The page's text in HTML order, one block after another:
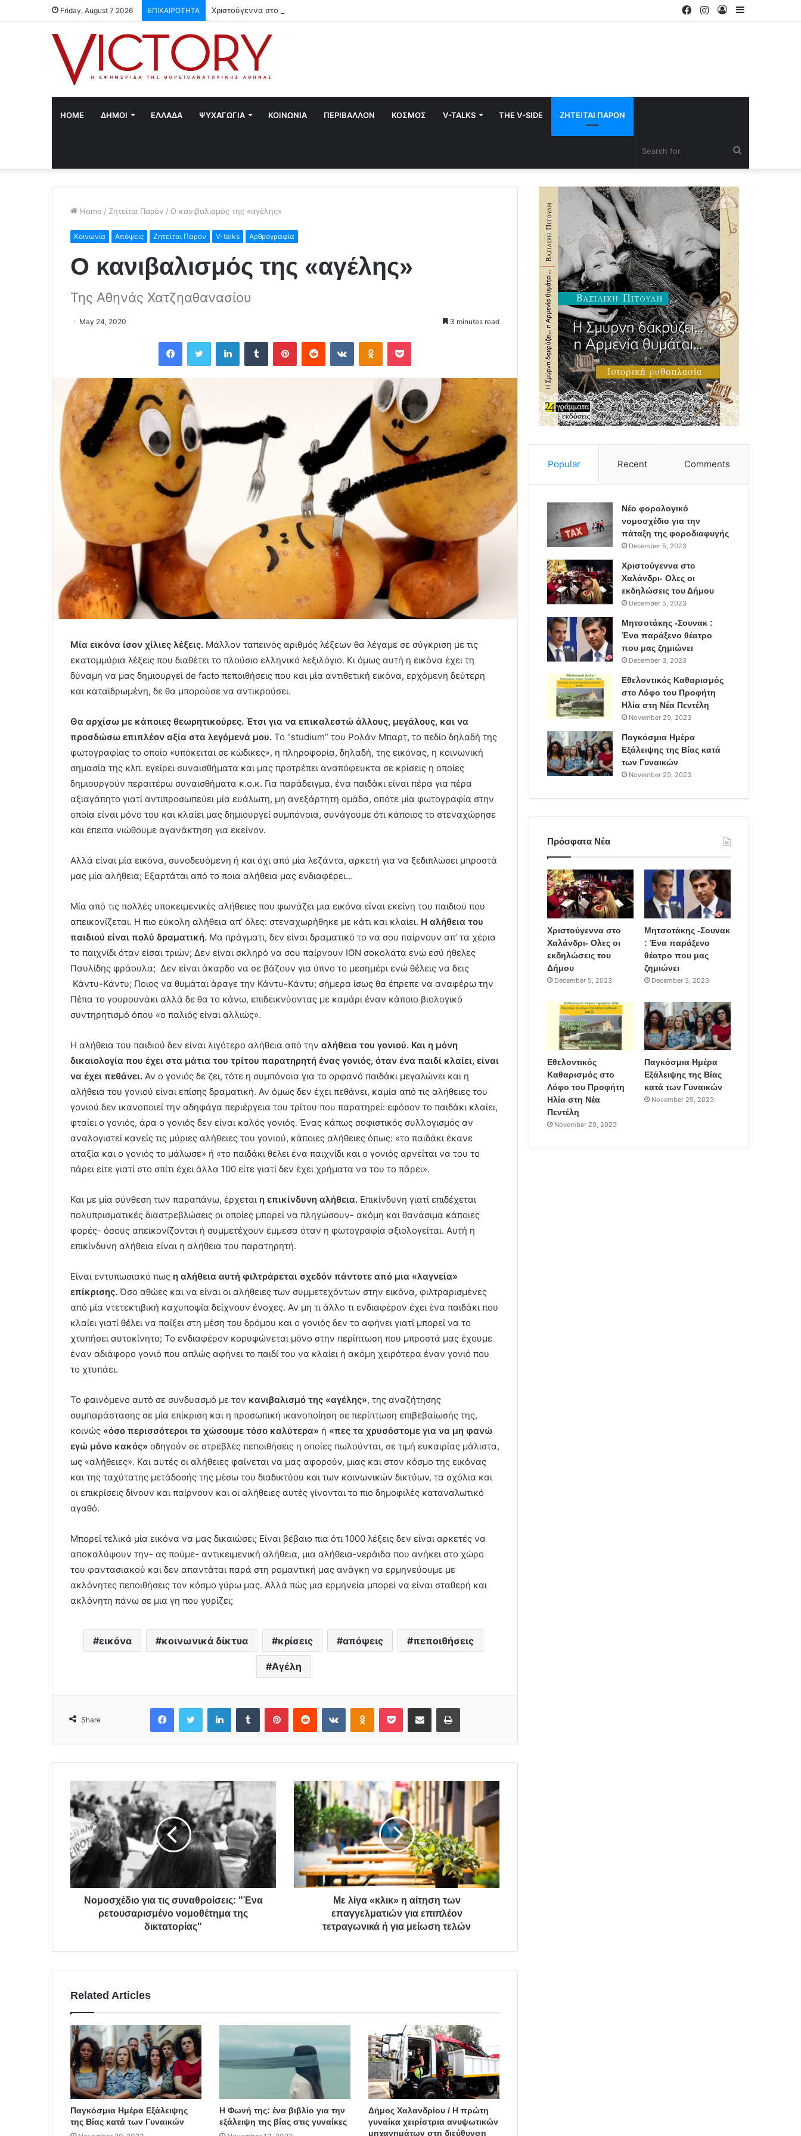
Friday, August 7 2026 ΕΠΙΚΑΙΡΟΤΗΤΑ Χριστούγεννα στο Χαλάνδρι- Ολες οι εκδηλώσεις του Δήμου
Log
Instagram
Facebook
HOME ΔΗΜΟΙ ΕΛΛΑΔΑ ΨΥΧΑΓΩΓΙΑ ΚΟΙΝΩΝΙΑ ΠΕΡΙΒΑΛΛΟΝ ΚΟΣΜΟΣ V-TALKS THE V-SIDE ΖΗΤΕΙΤΑΙ ΠΑΡΟΝ
Home / Ζητείται Παρόν / Ο κανιβαλισμός της «αγέλης»
Κοινωνία Απόψεις Ζητείται Παρόν V-talks Αρθρογραφία
Ο κανιβαλισμός της «αγέλης»
Της Αθηνάς Χατζηαθανασίου
May 24, 2020 3 minutes read
Μία εικόνα ίσον χίλιες λέξεις. Μάλλον ταπεινός αριθμός λέξεων θα λέγαμε σε σύγκριση με τις
εκατομμύρια λέξεις που διαθέτει το πλούσιο ελληνικό λεξιλόγιο. Κι όμως αυτή η εικόνα έχει τη
δύναμη να μας δημιουργεί de facto πεποιθήσεις που και μία αντιθετική εικόνα, ερχόμενη δεύτερη
και καταϊδρωμένη, δε θα μπορούσε να αντικρούσει.
Θα αρχίσω με κάποιες θεωρητικούρες. Έτσι για να επικαλεστώ άλλους, μεγάλους, και να
προσδώσω επιπλέον αξία στα λεγόμενά μου. Το “studium” του Ρολάν Μπαρτ, το πεδίο δηλαδή της
φωτογραφίας το οποίο «υπόκειται σε κώδικες», η πληροφορία, δηλαδή, της εικόνας, η κοινωνική
σημασία της κλπ. εγείρει συναισθήματα και μας προτρέπει αναπόφευκτα σε κρίσεις η οποίες
δημιουργούν περαιτέρω συναισθήματα κ.ο.κ. Για παράδειγμα, ένα παιδάκι είναι πέρα για πέρα
αξιαγάπητο γιατί αντιπροσωπεύει μία ευάλωτη, μη ανεξάρτητη ομάδα, οπότε μία φωτογραφία στην
οποία είναι μόνο του και κλαίει μας δημιουργεί συμπόνοια, συνάγουμε ότι κάποιος το στεναχώρησε
και έπειτα νιώθουμε αγανάκτηση για εκείνον.
Αλλά είναι μία εικόνα, συνοδευόμενη ή και όχι από μία λεζάντα, αρκετή για να ξεδιπλώσει μπροστά
μας μία αλήθεια; Εξαρτάται από το ποια αλήθεια μας ενδιαφέρει…
Μία από τις πολλές υποκειμενικές αλήθειες που φωνάζει μια εικόνα είναι εκείνη του παιδιού που
απεικονίζεται. Η πιο εύκολη αλήθεια απ’ όλες: στεναχωρήθηκε με κάτι και κλαίει. Η αλήθεια του
παιδιού είναι πολύ δραματική. Μα πράγματι, δεν είναι δραματικό το να σου παίρνουν απ’ τα χέρια
το παιχνίδι όταν είσαι τριών; Δεν είναι σκληρό να σου παίρνουν ΙΟΝ σοκολάτα ενώ εσύ ήθελες
Παυλίδης φράουλα; Δεν είναι άκαρδο να σε βάζουν για ύπνο το μεσημέρι ενώ θέλεις να δεις
Κάντυ-Κάντυ; Ποιος να θυμάται άραγε την Κάντυ-Κάντυ; σήμερα ίσως θα έπρεπε να αναφέρω την
Πέπα το γουρουνάκι αλλά δε θα το κάνω, επιδεικνύοντας με καμάρι έναν κάποιο βιολογικό
συντηρητισμό όπου «ο παλιός είναι αλλιώς».
Η αλήθεια του παιδιού δεν είναι λιγότερο αλήθεια από την αλήθεια του γονιού. Και η μόνη
δικαιολογία που έχει στα μάτια του τρίτου παρατηρητή ένας γονιός, όταν ένα παιδί κλαίει, είναι
να έχει πεθάνει. Αν ο γονιός δε ζει, τότε η συμπόνοια για το ορφανό παιδάκι μεγαλώνει και η
αλήθεια του γονιού είναι επίσης δραματική. Αν όμως δεν έχει πεθάνει, καμία από τις αλήθειες του
γονιού δεν ικανοποιεί την αδηφάγα περιέργεια του τρίτου που παρατηρεί: εφόσον το παιδάκι κλαίει,
φταίει ο γονιός, άρα ο γονιός δεν είναι καλός γονιός. Ένας κάπως σοφιστικός συλλογισμός αν
αναλογιστεί κανείς τις μύριες αλήθειες του γονιού, κάποιες αλήθειες όπως: «το παιδάκι έκανε
αταξία και ο γονιός το μάλωσε» ή «το παιδάκι θέλει ένα παιχνίδι και ο γονιός αρνείται να του το
πάρει είτε γιατί στο σπίτι έχει άλλα 100 είτε γιατί δεν έχει χρήματα να του το πάρει».
Και με μία σύνθεση των παραπάνω, έρχεται η επικίνδυνη αλήθεια. Επικίνδυνη γιατί επιδέχεται
πολυπρισματικές διαστρεβλώσεις οι οποίες μπορεί να πληγώσουν- ακόμη και θανάσιμα κάποιες
φορές- όσους απεικονίζονται ή συμμετέχουν έμμεσα όταν η φωτογραφία αξιολογείται. Αυτή η
επικίνδυνη αλήθεια είναι η αλήθεια του παρατηρητή.
Είναι εντυπωσιακό πως η αλήθεια αυτή φιλτράρεται σχεδόν πάντοτε από μια «λαγνεία»
επίκρισης. Όσο αθώες και να είναι οι αλήθειες των συμμετεχόντων στην εικόνα, φιλτραρισμένες
από μία ντετεκτιβική καχυποψία δείχνουν ένοχες. Αν μη τι άλλο τι ενδιαφέρον έχει ένα παιδάκι που
κλαίει γιατί θέλει να παίξει στη μέση του δρόμου και ο γονιός δεν το αφήνει γιατί μπορεί να το
χτυπήσει αυτοκίνητο; Το ενδιαφέρον κορυφώνεται μόνο στην περίπτωση που μπροστά μας έχουμε
έναν αδιάφορο γονιό που απλώς αφήνει το παιδί του να κλαίει ή ακόμη χειρότερα έναν γονιό που
το χτυπάει.
Το φαινόμενο αυτό σε συνδυασμό με τον κανιβαλισμό της «αγέλης», της αναζήτησης
συμπαράστασης σε μία επίκριση και η προσωπική ικανοποίηση σε περίπτωση επιβεβαίωσής της,
κοινώς «όσο περισσότεροι τα χώσουμε τόσο καλύτερα» ή «πες τα χρυσόστομε για να μη φανώ
εγώ μόνο κακός» οδηγούν σε στρεβλές πεποιθήσεις η οποίες πωλούνται, σε τιμή ευκαιρίας μάλιστα,
ως «αλήθειες». Και αυτές οι αλήθειες φαίνεται να μας αφορούν, μιας και στον κόσμο της εικόνας
και της ταχύτατης μετάδοσής της μέσω του διαδικτύου και των κοινωνικών δικτύων, τα σχόλια και
οι επικρίσεις δίνουν και παίρνουν και οι αλήθειες αυτές γίνονται το πιο δημοφιλές καταναλωτικό
αγαθό.
Μπορεί τελικά μία εικόνα να μας δικαιώσει; Είναι βέβαιο πια ότι 1000 λέξεις δεν είναι αρκετές να
αποκαλύψουν την- ας πούμε- αντικειμενική αλήθεια, μια αλήθεια-νεράιδα που ανήκει στο χώρο
του φαντασιακού και δεν απαντάται παρά στη ρομαντική μας ανάγκη να ερμηνεύουμε με
ακλόνητες πεποιθήσεις τον κόσμο γύρω μας. Αλλά πώς μια ερμηνεία μπορεί να είναι σταθερή και
ακλόνητη πάνω σε μια γη που γυρίζει;
εικόνα κοινωνικά δίκτυα κρίσεις απόψεις πεποιθήσεις
Αγέλη
Share
Νομοσχέδιο για τις συναθροίσεις: "Ένα
ρετουσαρισμένο νομοθέτημα της
δικτατορίας"
Με λίγα «κλικ» η αίτηση των
επαγγελματιών για επιπλέον
τετραγωνικά ή για μείωση τελών
Related Articles
Παγκόσμια Ημέρα Εξάλειψης
της Βίας κατά των Γυναικών
Η Φωνή της: ένα βιβλίο για την
εξάλειψη της βίας στις γυναίκες
Δήμος Χαλανδρίου / Η πρώτη
γυναίκα χειρίστρια ανυψωτικών
μηχανημάτων στη διεύθυνση
Popular Recent Comments
Νέο φορολογικό
νομοσχέδιο για την
πάταξη της φοροδιαφυγής
December 5, 2023
Χριστούγεννα στο
Χαλάνδρι- Ολες οι
εκδηλώσεις του Δήμου
December 5, 2023
Μητσοτάκης -Σουνακ :
Ένα παράξενο θέατρο
που μας ζημιώνει
December 3, 2023
Εθελοντικός Καθαρισμός
στο Λόφο του Προφήτη
Ηλία στη Νέα Πεντέλη
November 29, 2023
Παγκόσμια Ημέρα
Εξάλειψης της Βίας κατά
των Γυναικών
November 29, 2023
Πρόσφατα Νέα
Χριστούγεννα στο
Χαλάνδρι- Ολες οι
εκδηλώσεις του
Δήμου
December 5, 2023
Μητσοτάκης -Σουνακ
: Ένα παράξενο
θέατρο που μας
ζημιώνει
December 3, 2023
Εθελοντικός
Καθαρισμός στο
Λόφο του Προφήτη
Ηλία στη Νέα
Πεντέλη
November 29, 2023
Παγκόσμια Ημέρα
Εξάλειψης της Βίας
κατά των Γυναικών
November 29, 2023